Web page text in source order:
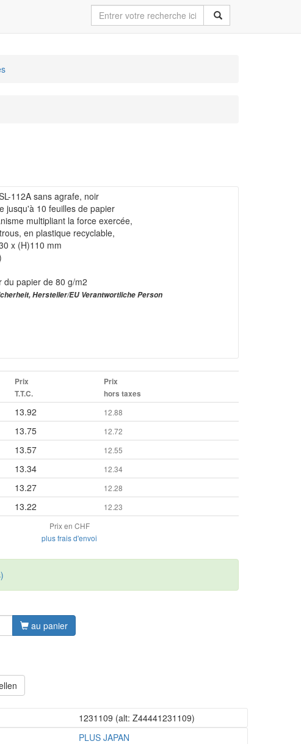
112A sans agrafe, noir
jusqu'à 10 feuilles de papier
multipliant la force exercée,
en plastique recyclable,
x (H)110 mm
du papier de 80 g/m2
Hersteller/EU Verantwortliche Person
Prix
T.T.C.
Prix
hors taxes
13.92 12.88
13.75 12.72
13.57 12.55
13.34 12.34
13.27 12.28
13.22
12.23
Prix en CHF
plus frais d'envoi
au panier
1231109 (alt: Z44441231109)
PLUS JAPAN